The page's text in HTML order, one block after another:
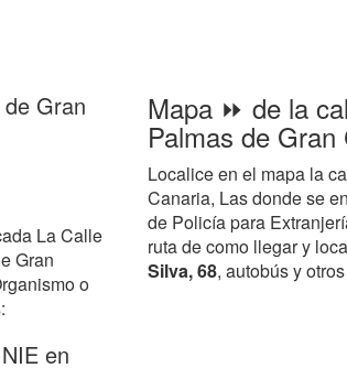
Gran
La Calle
Gran
o
en
Mapa ⏩ de la
Palmas de Gran
Localice en el mapa la
Canaria, Las donde se
de Policía para
ruta de como llegar y
Silva, 68, autobús y